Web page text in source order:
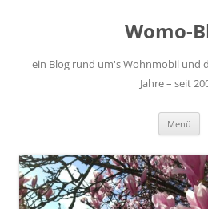
Womo-
ein Blog rund um's Wohnmobil und
Jahre – seit
Menü